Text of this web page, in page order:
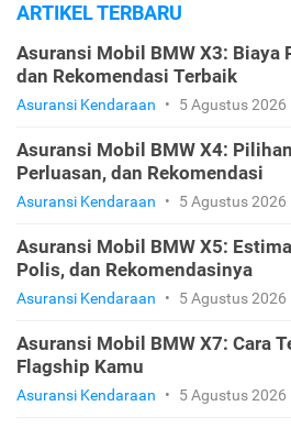
ARTIKEL TERBARU
Asuransi Mobil BMW X3: Biaya
dan Rekomendasi Terbaik
Asuransi Kendaraan • 5 Agustus 2026
Asuransi Mobil BMW X4:
Perluasan, dan Rekomendasi
Asuransi Kendaraan • 5 Agustus 2026
Asuransi Mobil BMW X5:
Polis, dan Rekomendasinya
Asuransi Kendaraan • 5 Agustus 2026
Asuransi Mobil BMW X7: Cara
Flagship Kamu
Asuransi Kendaraan • 5 Agustus 2026